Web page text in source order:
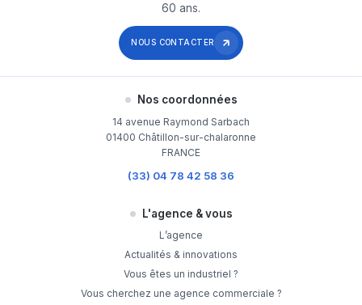
60 ans.
NOUS CONTACTER
Nos coordonnées
14 avenue Raymond Sarbach
01400 Châtillon-sur-chalaronne
FRANCE
(33) 04 78 42 58 36
L'agence & vous
L’agence
Actualités & innovations
Vous êtes un industriel ?
Vous cherchez une agence commerciale ?